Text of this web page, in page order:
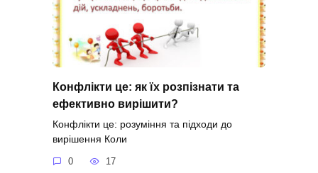
Конфлікти це: як їх розпізнати та
ефективно вирішити?
Конфлікти це: розуміння та підходи до
вирішення Коли
0 17